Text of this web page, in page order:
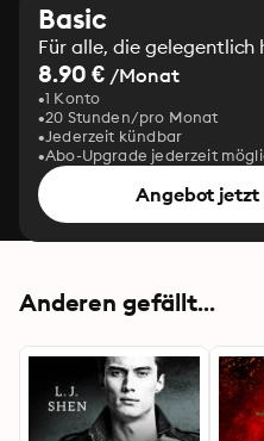
Basic
Für alle, die gelegentlich
8.90 € /Monat
1 Konto
20 Stunden/pro Monat
Jederzeit kündbar
Abo-Upgrade jederzeit
Angebot jetzt
Anderen gefällt...